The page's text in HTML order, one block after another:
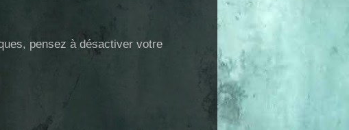
pensez à désactiver votre